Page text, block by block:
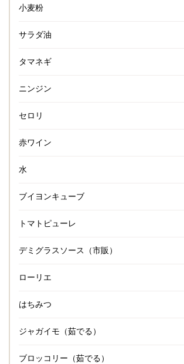
小麦粉
サラダ油
タマネギ
ニンジン
セロリ
赤ワイン
水
ブイヨンキューブ
トマトピューレ
デミグラスソース（市販）
ローリエ
はちみつ
ジャガイモ（茹でる）
ブロッコリー（茹でる）